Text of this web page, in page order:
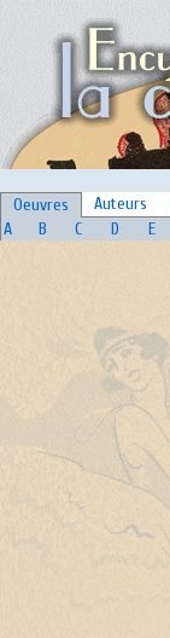
Oeuvres
Auteurs
A
B C D E